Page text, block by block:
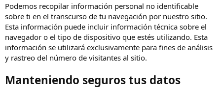
Podemos recopilar información personal no identificable
sobre ti en el transcurso de tu navegación por nuestro sitio.
Esta información puede incluir información técnica sobre el
navegador o el tipo de dispositivo que estés utilizando. Esta
información se utilizará exclusivamente para fines de análisis
y rastreo del número de visitantes al sitio.
Manteniendo seguros tus datos